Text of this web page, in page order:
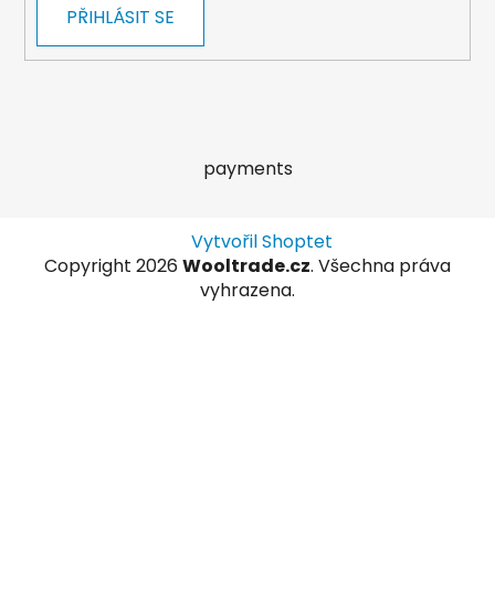
PŘIHLÁSIT SE
payments
Vytvořil Shoptet
Copyright 2026 Wooltrade.cz. Všechna práva
vyhrazena.